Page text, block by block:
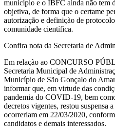
município e o IBFC ainda não tem
objetiva, de forma que o certame
autorização e definição de
comunidade científica.
Confira nota da Secretaria de
Em relação ao CONCURSO
Secretaria Municipal de
Município de São Gonçalo do
informar que, em virtude das
pandemia do COVID-19, bem
decretos vigentes, restou suspensa
ocorreriam em 22/03/2020,
candidatos e demais interessados.